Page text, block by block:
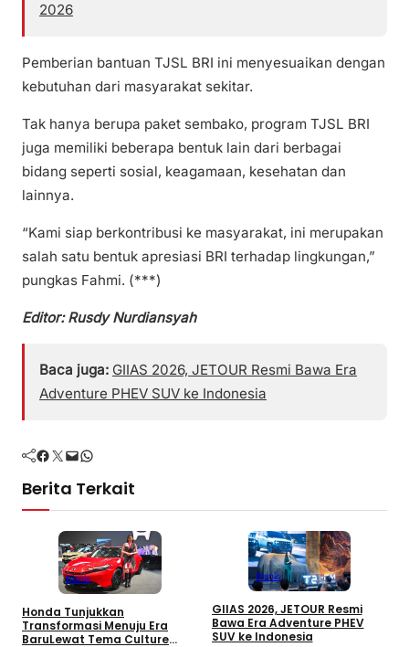
2026
Pemberian bantuan TJSL BRI ini menyesuaikan dengan
kebutuhan dari masyarakat sekitar.
Tak hanya berupa paket sembako, program TJSL BRI
juga memiliki beberapa bentuk lain dari berbagai
bidang seperti sosial, keagamaan, kesehatan dan
lainnya.
“Kami siap berkontribusi ke masyarakat, ini merupakan
salah satu bentuk apresiasi BRI terhadap lingkungan,”
pungkas Fahmi. (***)
Editor: Rusdy Nurdiansyah
Baca juga: GIIAS 2026, JETOUR Resmi Bawa Era
Adventure PHEV SUV ke Indonesia
Facebook Twitter Mail WhatsApp
Berita Terkait
Bisnis
Honda Tunjukkan
Transformasi Menuju Era
BaruLewat Tema Culture
Bisnis
GIIAS 2026, JETOUR Resmi
Bawa Era Adventure PHEV
SUV ke Indonesia